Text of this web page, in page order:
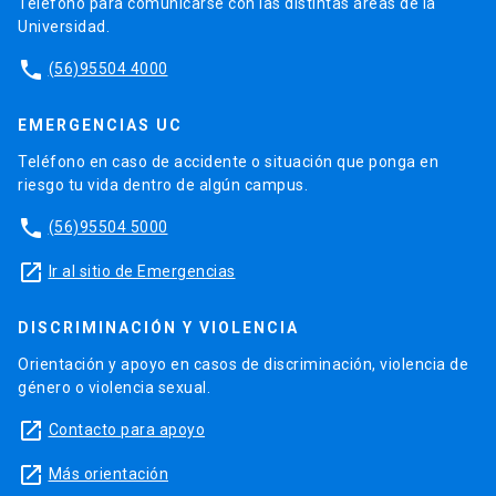
Universidad.
phone (56)95504 4000
EMERGENCIAS UC
Teléfono en caso de accidente o situación que ponga en
riesgo tu vida dentro de algún campus.
phone (56)95504 5000
launch Ir al sitio de Emergencias
DISCRIMINACIÓN Y VIOLENCIA
Orientación y apoyo en casos de discriminación, violencia de
género o violencia sexual.
launch Contacto para apoyo
launch Más orientación